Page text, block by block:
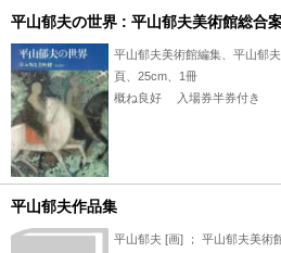
平山郁夫の世界 : 平山郁夫美術館総合
平山郁夫美術館編集、平山郁
頁、25cm、1冊
概ね良好 入場券半券付き
平山郁夫作品集
平山郁夫 [画] ； 平山郁夫美術